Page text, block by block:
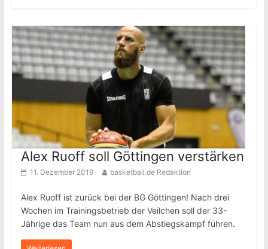
Alex Ruoff soll Göttingen verstärken
11. Dezember 2019 basketball.de Redaktion
Alex Ruoff ist zurück bei der BG Göttingen! Nach drei
Wochen im Trainingsbetrieb der Veilchen soll der 33-
Jährige das Team nun aus dem Abstiegskampf führen.